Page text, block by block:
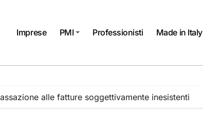
Imprese PMI Professionisti Made in Italy
alle fatture soggettivamente inesistenti